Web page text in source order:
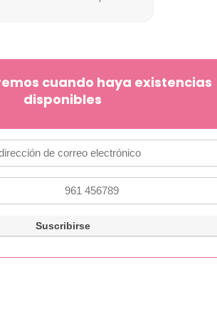
cuando haya existencias
disponibles